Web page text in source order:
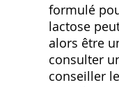
formulé
lactose
alors être
consulter
conseiller